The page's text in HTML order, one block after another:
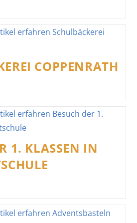
COPPENRATH
1. KLASSEN IN